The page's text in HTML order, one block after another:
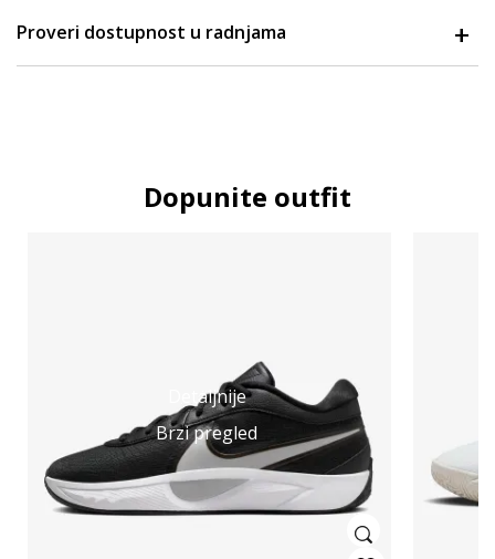
Proveri dostupnost u radnjama
Dopunite outfit
Detaljnije
Brzi pregled